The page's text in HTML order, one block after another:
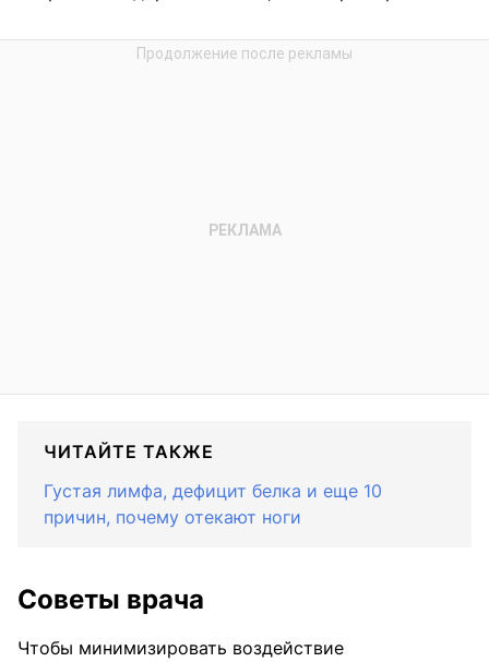
ЧИТАЙТЕ ТАКЖЕ
Густая лимфа, дефицит белка и еще 10
причин, почему отекают ноги
Советы врача
Чтобы минимизировать воздействие